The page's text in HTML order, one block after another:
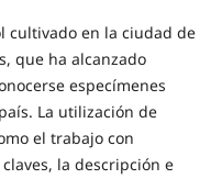
cultivado en la ciudad de
que ha alcanzado
especímenes
La utilización de
el trabajo con
la descripción e